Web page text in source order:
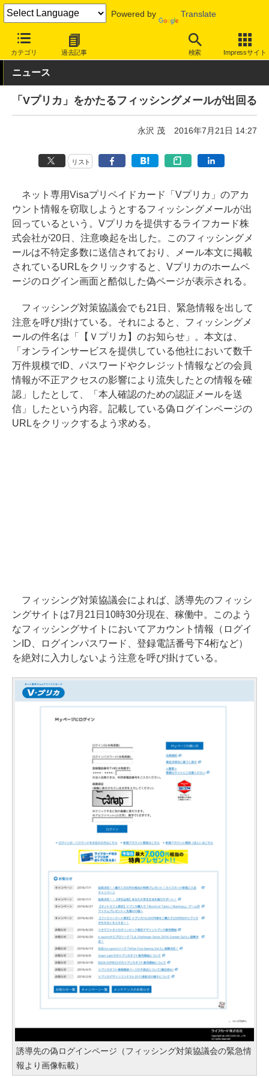
Powered by Translate
カテゴリ 過去記事 検索 Impressサイト
INTERNET Watch トピック 詐欺/フィッシング
ニュース
「Vプリカ」をかたるフィッシングメールが出回る
永沢 茂 2016年7月21日 14:27
リスト
ネット専用Visaプリペイドカード「Vプリカ」のアカ
ウント情報を窃取しようとするフィッシングメールが出
回っているという。Vプリカを提供するライフカード株
式会社が20日、注意喚起を出した。このフィッシングメ
ールは不特定多数に送信されており、メール本文に掲載
されているURLをクリックすると、Vプリカのホームペ
ージのログイン画面と酷似した偽ページが表示される。
フィッシング対策協議会でも21日、緊急情報を出して
注意を呼び掛けている。それによると、フィッシングメ
ールの件名は「【Ｖプリカ】のお知らせ」。本文は、
「オンラインサービスを提供している他社において数千
万件規模でID、パスワードやクレジット情報などの会員
情報が不正アクセスの影響により流失したとの情報を確
認」したとして、「本人確認のための認証メールを送
信」したという内容。記載している偽ログインページの
URLをクリックするよう求める。
フィッシング対策協議会によれば、誘導先のフィッシ
ングサイトは7月21日10時30分現在、稼働中。このよう
なフィッシングサイトにおいてアカウント情報（ログイ
ンID、ログインパスワード、登録電話番号下4桁など）
を絶対に入力しないよう注意を呼び掛けている。
誘導先の偽ログインページ（フィッシング対策協議会の緊急情
報より画像転載）